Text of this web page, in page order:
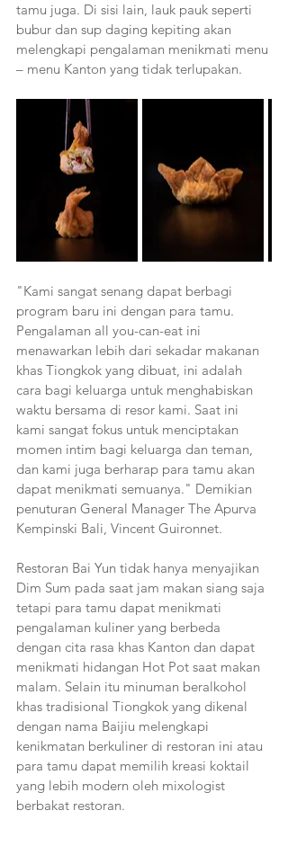
tamu juga. Di sisi lain, lauk pauk seperti
bubur dan sup daging kepiting akan
melengkapi pengalaman menikmati menu
– menu Kanton yang tidak terlupakan.
"Kami sangat senang dapat berbagi
program baru ini dengan para tamu.
Pengalaman all you-can-eat ini
menawarkan lebih dari sekadar makanan
khas Tiongkok yang dibuat, ini adalah
cara bagi keluarga untuk menghabiskan
waktu bersama di resor kami. Saat ini
kami sangat fokus untuk menciptakan
momen intim bagi keluarga dan teman,
dan kami juga berharap para tamu akan
dapat menikmati semuanya." Demikian
penuturan General Manager The Apurva
Kempinski Bali, Vincent Guironnet.
Restoran Bai Yun tidak hanya menyajikan
Dim Sum pada saat jam makan siang saja
tetapi para tamu dapat menikmati
pengalaman kuliner yang berbeda
dengan cita rasa khas Kanton dan dapat
menikmati hidangan Hot Pot saat makan
malam. Selain itu minuman beralkohol
khas tradisional Tiongkok yang dikenal
dengan nama Baijiu melengkapi
kenikmatan berkuliner di restoran ini atau
para tamu dapat memilih kreasi koktail
yang lebih modern oleh mixologist
berbakat restoran.